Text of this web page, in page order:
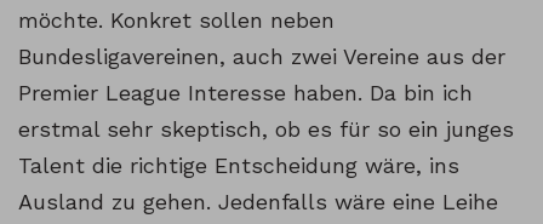
möchte. Konkret sollen neben
Bundesligavereinen, auch zwei Vereine aus der
Premier League Interesse haben. Da bin ich
erstmal sehr skeptisch, ob es für so ein junges
Talent die richtige Entscheidung wäre, ins
Ausland zu gehen. Jedenfalls wäre eine Leihe